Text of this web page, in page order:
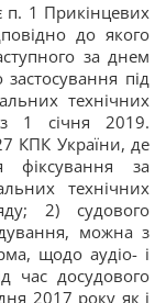
п. 1 Прикінцевих
до якого
за днем
під
технічних
з 1 січня 2019.
КПК України, де
фіксування за
технічних
2) судового
можна з
щодо аудіо- і
час досудового
2017 року як і